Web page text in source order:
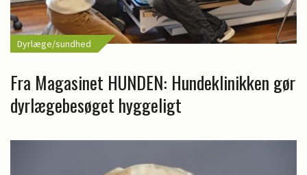
Dyrlæge/sundhed
Fra Magasinet HUNDEN: Hundeklinikken gør
dyrlægebesøget hyggeligt